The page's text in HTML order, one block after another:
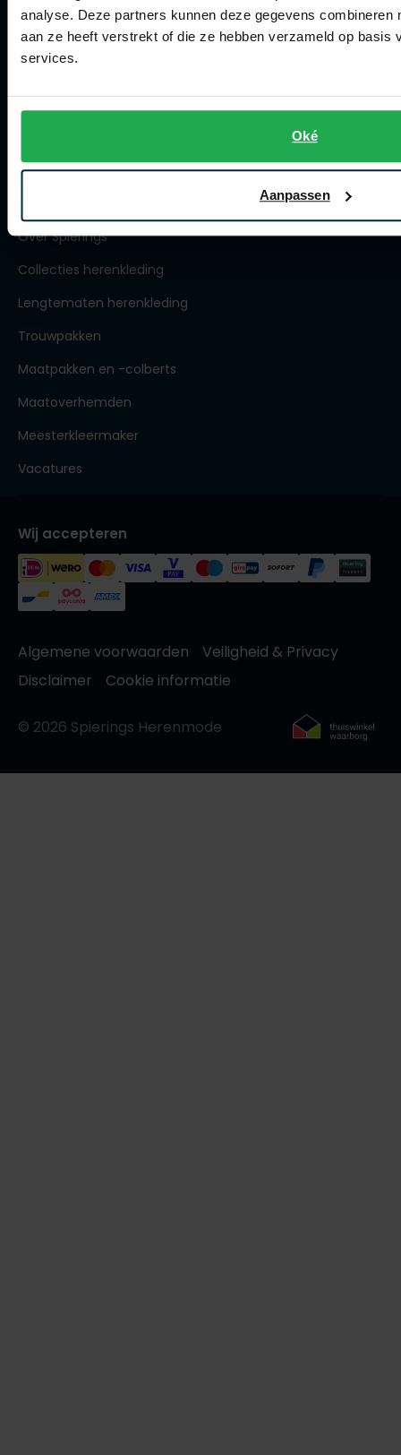
analyse. Deze partners kunnen deze gegevens combineren
aan ze heeft verstrekt of die ze hebben verzameld op basis
services.
Oké
Aanpassen
Winkel
Winkel
Contact winkel
Over Spierings
Collecties herenkleding
Lengtematen herenkleding
Trouwpakken
Maatpakken en -colberts
Maatoverhemden
Meesterkleermaker
Vacatures
Wij accepteren
Algemene voorwaarden
Veiligheid & Privacy
Disclaimer
Cookie informatie
© 2026 Spierings Herenmode